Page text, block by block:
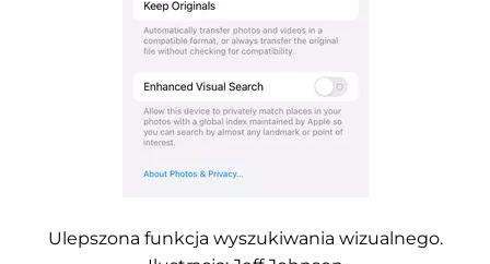
Ulepszona funkcja wyszukiwania wizualnego.